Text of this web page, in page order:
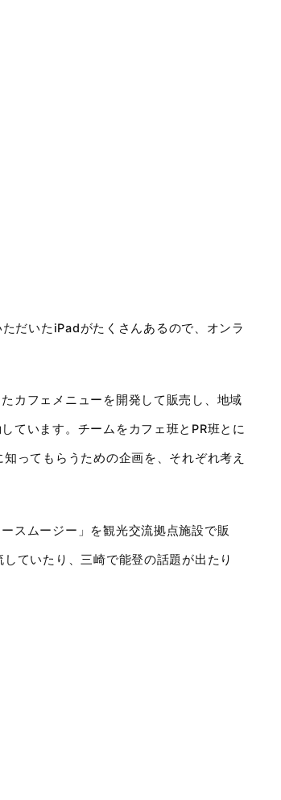
だいたiPadがたくさんあるので、オンラ
カフェメニューを開発して販売し、地域
ています。チームをカフェ班とPR班とに
ってもらうための企画を、それぞれ考え
スムージー」を観光交流拠点施設で販
ていたり、三崎で能登の話題が出たり